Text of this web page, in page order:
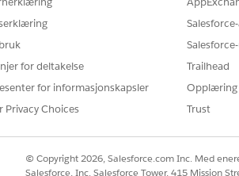
innkommende samtaler som må
Omnikanal-flyten i kanalen. Når
flyten til å overføre samtalen til agenten
ved bruk av PSTN
til å opprette en VoiceCall-
ved å bruke det anskaffede
er at du har to talesamtaleposter for
for deltakelse
for informasjonskapsler
Privacy Choices
Trailhead
Opplæring
Trust
© Copyright 2026, Salesforce.com Inc. Med
Salesforce, Inc. Salesforce Tower, 415 Mission